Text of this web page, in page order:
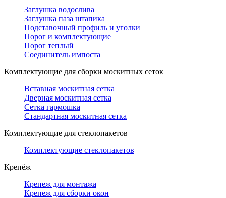
Заглушка водослива
Заглушка паза штапика
Подставочный профиль и уголки
Порог и комплектующие
Порог теплый
Соединитель импоста
Комплектующие для сборки москитных сеток
Вставная москитная сетка
Дверная москитная сетка
Сетка гармошка
Стандартная москитная сетка
Комплектующие для стеклопакетов
Комплектующие стеклопакетов
Крепёж
Крепеж для монтажа
Крепеж для сборки окон